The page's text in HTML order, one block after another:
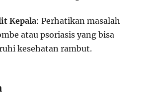
Kepala: Perhatikan masalah
atau psoriasis yang bisa
kesehatan rambut.